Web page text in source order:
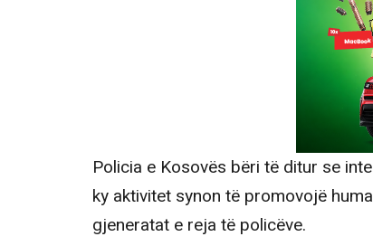
Policia e Kosovës bëri të ditur se
ky aktivitet synon të promovojë
gjeneratat e reja të policëve.